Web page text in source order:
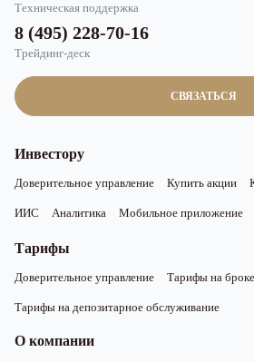
СВЯЗАТЬСЯ
Техническая поддержка
8 (495) 228-70-16
Трейдинг-деск
Инвестору
Доверительное управление Купить акции
ИИС Аналитика Мобильное приложение
Тарифы
Доверительное управление Тарифы на
Тарифы на депозитарное обслуживание
О компании